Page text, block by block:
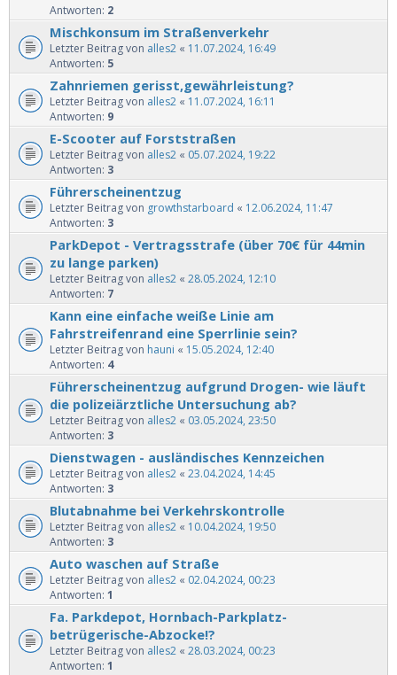
Antworten: 2
Mischkonsum im Straßenverkehr
Letzter Beitrag von alles2 « 11.07.2024, 16:49
Antworten: 5
Zahnriemen gerisst,gewährleistung?
Letzter Beitrag von alles2 « 11.07.2024, 16:11
Antworten: 9
E-Scooter auf Forststraßen
Letzter Beitrag von alles2 « 05.07.2024, 19:22
Antworten: 3
Führerscheinentzug
Letzter Beitrag von growthstarboard « 12.06.2024, 11:47
Antworten: 3
ParkDepot - Vertragsstrafe (über 70€ für 44min
zu lange parken)
Letzter Beitrag von alles2 « 28.05.2024, 12:10
Antworten: 7
Kann eine einfache weiße Linie am
Fahrstreifenrand eine Sperrlinie sein?
Letzter Beitrag von hauni « 15.05.2024, 12:40
Antworten: 4
Führerscheinentzug aufgrund Drogen- wie läuft
die polizeiärztliche Untersuchung ab?
Letzter Beitrag von alles2 « 03.05.2024, 23:50
Antworten: 3
Dienstwagen - ausländisches Kennzeichen
Letzter Beitrag von alles2 « 23.04.2024, 14:45
Antworten: 3
Blutabnahme bei Verkehrskontrolle
Letzter Beitrag von alles2 « 10.04.2024, 19:50
Antworten: 3
Auto waschen auf Straße
Letzter Beitrag von alles2 « 02.04.2024, 00:23
Antworten: 1
Fa. Parkdepot, Hornbach-Parkplatz-
betrügerische-Abzocke!?
Letzter Beitrag von alles2 « 28.03.2024, 00:23
Antworten: 1